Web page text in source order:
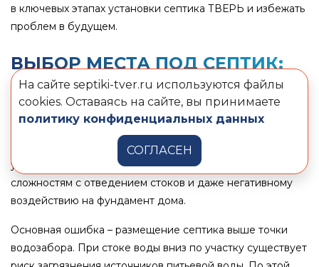
в ключевых этапах установки септика ТВЕРЬ и избежать
проблем в будущем.
ВЫБОР МЕСТА ПОД СЕПТИК:
ПОЧЕМУ ЭТО ВАЖНО?
Правильное расположение септика – один из ключевых
факторов его эффективной работы. Часто ошибки
начинаются уже на этом этапе. Неправильное место
установки может привести к загрязнению воды,
сложностям с отведением стоков и даже негативному
воздействию на фундамент дома.
Основная ошибка – размещение септика выше точки
водозабора. При стоке воды вниз по участку существует
На сайте septiki-tver.ru используются файлы
cookies. Оставаясь на сайте, вы принимаете
политику конфиденциальных данных
СОГЛАСЕН